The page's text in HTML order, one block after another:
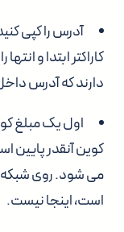
آدرس را کپی
کاراکتر ابتدا و
دارند که آدرس
اول یک مبلغ
کوین آنقدر پایین
می شود. روی شبکه
است، اینجا نیست.